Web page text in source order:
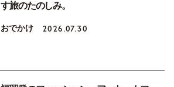
す旅のたのしみ。
おでかけ 2026.07.30